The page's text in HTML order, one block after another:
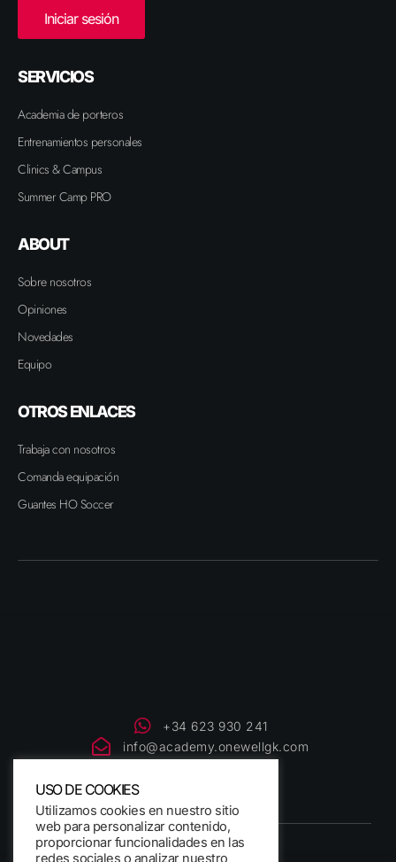
Iniciar sesión
SERVICIOS
Academia de porteros
Entrenamientos personales
Clinics & Campus
Summer Camp PRO
ABOUT
Sobre nosotros
Opiniones
Novedades
Equipo
OTROS ENLACES
Trabaja con nosotros
Comanda equipación
Guantes HO Soccer
+34 623 930 241
info@academy.onewellgk.com
t
a
g
c
e
b
o
u
b
USO DE COOKIES
Utilizamos cookies en nuestro sitio
web para personalizar contenido,
proporcionar funcionalidades en las
redes sociales o analizar nuestro